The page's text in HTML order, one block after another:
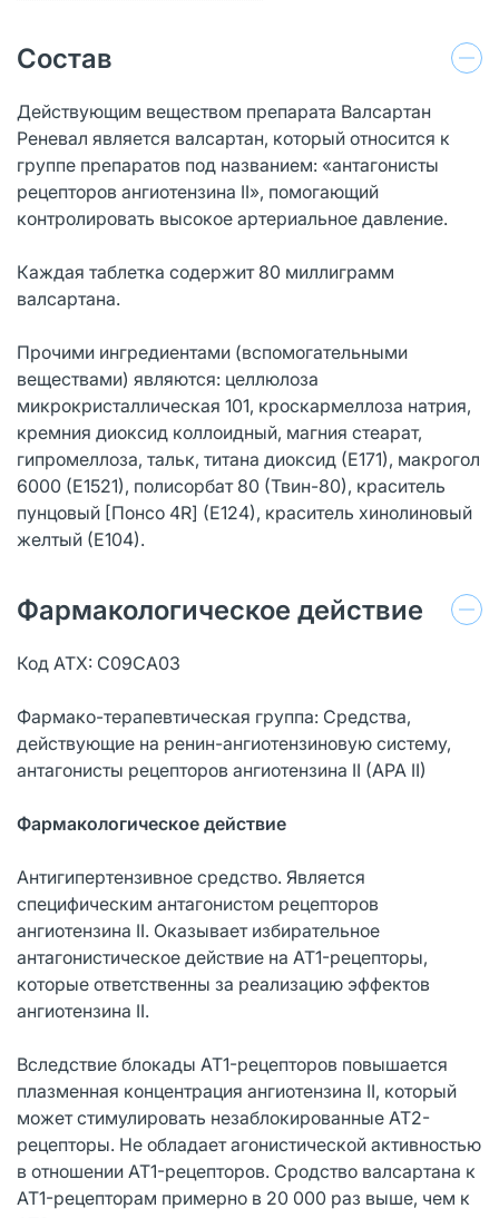
Состав
Действующим веществом препарата Валсартан
Реневал является валсартан, который относится к
группе препаратов под названием: «антагонисты
рецепторов ангиотензина II», помогающий
контролировать высокое артериальное давление.
Каждая таблетка содержит 80 миллиграмм
валсартана.
Прочими ингредиентами (вспомогательными
веществами) являются: целлюлоза
микрокристаллическая 101, кроскармеллоза натрия,
кремния диоксид коллоидный, магния стеарат,
гипромеллоза, тальк, титана диоксид (Е171), макрогол
6000 (Е1521), полисорбат 80 (Твин-80), краситель
пунцовый [Понсо 4R] (Е124), краситель хинолиновый
желтый (Е104).
Фармакологическое действие
Код ATX: C09CA03
Фармако-терапевтическая группа: Средства,
действующие на ренин-ангиотензиновую систему,
антагонисты рецепторов ангиотензина II (APA II)
Фармакологическое действие
Антигипертензивное средство. Является
специфическим антагонистом рецепторов
ангиотензина II. Оказывает избирательное
антагонистическое действие на AT1-рецепторы,
которые ответственны за реализацию эффектов
ангиотензина II.
Вследствие блокады AT1-рецепторов повышается
плазменная концентрация ангиотензина II, который
может стимулировать незаблокированные AT2-
рецепторы. Не обладает агонистической активностью
в отношении AT1-рецепторов. Сродство валсартана к
AT1-рецепторам примерно в 20 000 раз выше, чем к